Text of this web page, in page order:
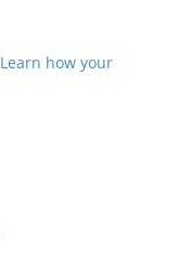
Learn how your